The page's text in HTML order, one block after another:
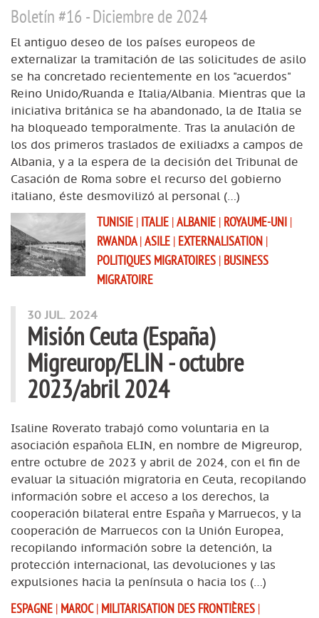
Boletín #16 - Diciembre de 2024
El antiguo deseo de los países europeos de
externalizar la tramitación de las solicitudes de asilo
se ha concretado recientemente en los "acuerdos"
Reino Unido/Ruanda e Italia/Albania. Mientras que la
iniciativa británica se ha abandonado, la de Italia se
ha bloqueado temporalmente. Tras la anulación de
los dos primeros traslados de exiliadxs a campos de
Albania, y a la espera de la decisión del Tribunal de
Casación de Roma sobre el recurso del gobierno
italiano, éste desmovilizó al personal (…)
TUNISIE | ITALIE |ALBANIE | ROYAUME-UNI |
RWANDA|ASILE | EXTERNALISATION |
POLITIQUES MIGRATOIRES | BUSINESS
MIGRATOIRE
30 JUL. 2024
Misión Ceuta (España)
Migreurop/ELIN - octubre
2023/abril 2024
Isaline Roverato trabajó como voluntaria en la
asociación española ELIN, en nombre de Migreurop,
entre octubre de 2023 y abril de 2024, con el fin de
evaluar la situación migratoria en Ceuta, recopilando
información sobre el acceso a los derechos, la
cooperación bilateral entre España y Marruecos, y la
cooperación de Marruecos con la Unión Europea,
recopilando información sobre la detención, la
protección internacional, las devoluciones y las
expulsiones hacia la península o hacia los (…)
ESPAGNE | MAROC | MILITARISATION DES FRONTIÈRES |